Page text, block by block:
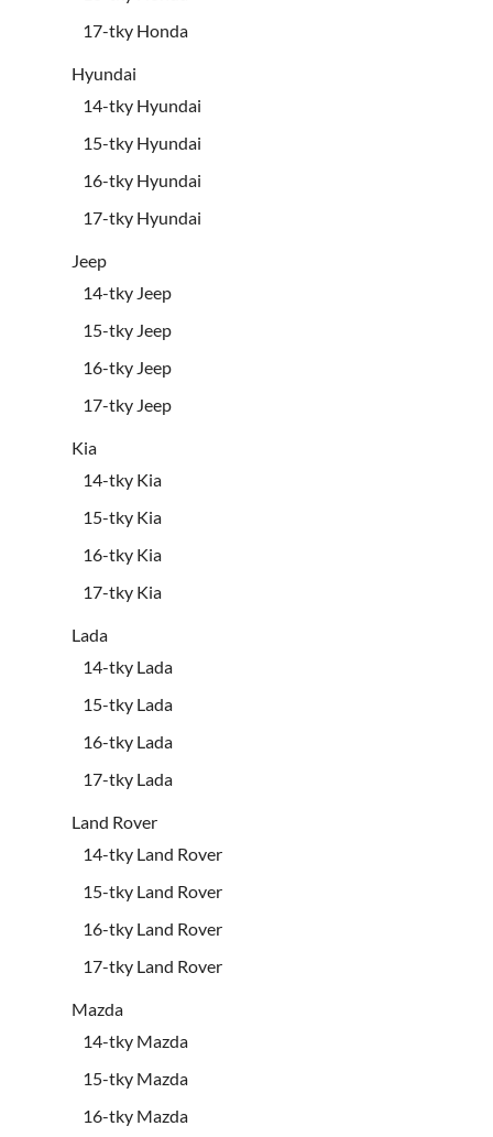
17-tky Honda
Hyundai
14-tky Hyundai
15-tky Hyundai
16-tky Hyundai
17-tky Hyundai
Jeep
14-tky Jeep
15-tky Jeep
16-tky Jeep
17-tky Jeep
Kia
14-tky Kia
15-tky Kia
16-tky Kia
17-tky Kia
Lada
14-tky Lada
15-tky Lada
16-tky Lada
17-tky Lada
Land Rover
14-tky Land Rover
15-tky Land Rover
16-tky Land Rover
17-tky Land Rover
Mazda
14-tky Mazda
15-tky Mazda
16-tky Mazda